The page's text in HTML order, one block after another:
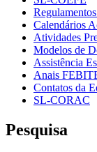
Calendários
Atividades
Modelos de
Assistência
Anais
Contatos da
SL-CORAC
Pesquisa